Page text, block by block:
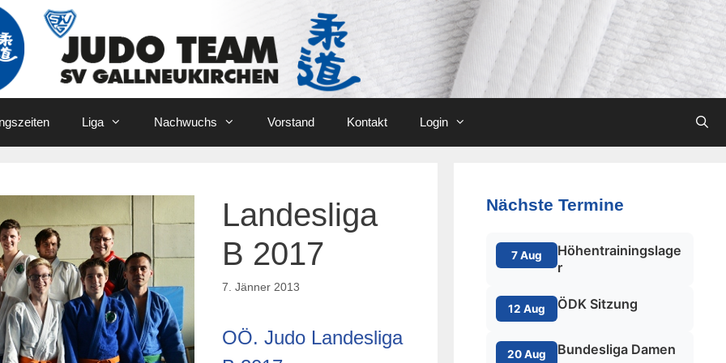
Liga Nachwuchs Vorstand Kontakt Login
Landesliga
B 2017
7. Jänner 2013
OÖ. Judo Landesliga
Nächste Termine
7 Aug
Höhentrainingslage
r
12 Aug ÖDK Sitzung
20 Aug Bundesliga Damen